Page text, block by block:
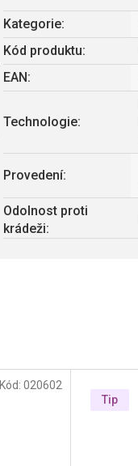
Kód: 020602
Tip
Kategorie:
Kód produktu:
EAN :
Technologie:
Provedení:
Odolnost proti
krádeži: